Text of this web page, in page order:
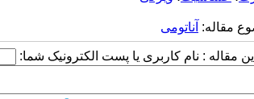
مقاله: آناتومی
مقاله : نام کاربری یا پست الکترونیک شما: